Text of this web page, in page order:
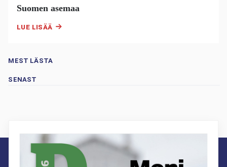
Suomen asemaa
LUE LISÄÄ
MEST LÄSTA
SENAST